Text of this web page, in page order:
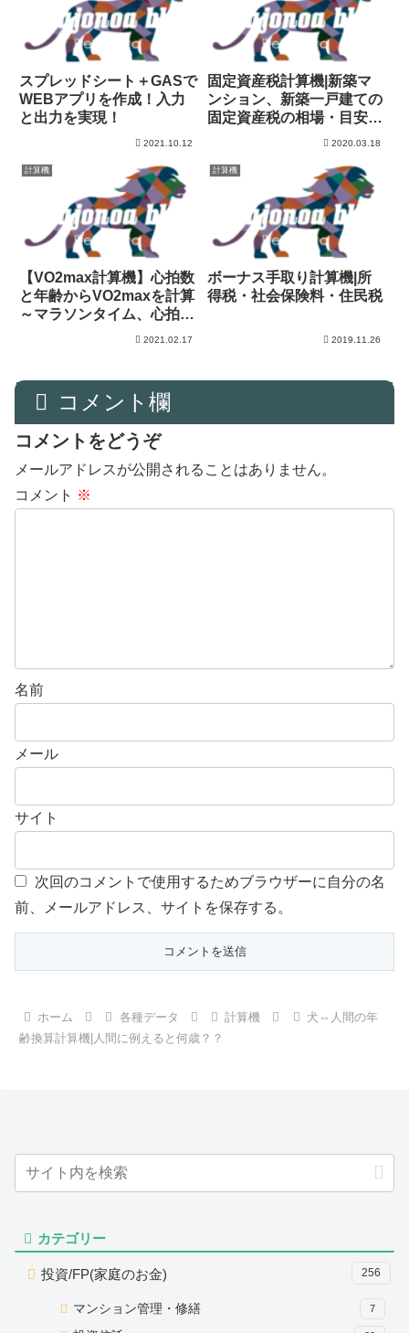
スプレッドシート＋GASで
WEBアプリを作成！入力
と出力を実現！
2021.10.12
固定資産税計算機|新築マ
ンション、新築一戸建ての
固定資産税の相場・目安を
2020.03.18
計算機
【VO2max計算機】心拍数
と年齢からVO2maxを計算
～マラソンタイム、心拍数
トレーニングの強度も2021.02.17
計算機
ボーナス手取り計算機|所
得税・社会保険料・住民税
2019.11.26
コメント欄
コメントをどうぞ
メールアドレスが公開されることはありません。
コメント ※
名前
メール
サイト
次回のコメントで使用するためブラウザーに自分の名
前、メールアドレス、サイトを保存する。
ホーム 各種データ 計算機
犬⇔人間の年
齢換算計算機|人間に例えると何歳？？
カテゴリー
投資/FP(家庭のお金) 256
マンション管理・修繕 7